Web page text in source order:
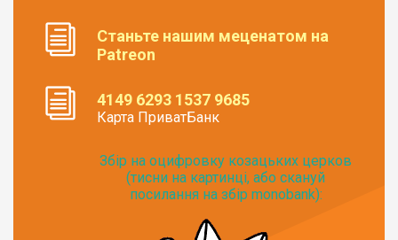
Станьте нашим меценатом на
Patreon
4149 6293 1537 9685
Карта ПриватБанк
Збір на оцифровку козацьких церков
(тисни на картинці, або скануй
посилання на збір monobank):